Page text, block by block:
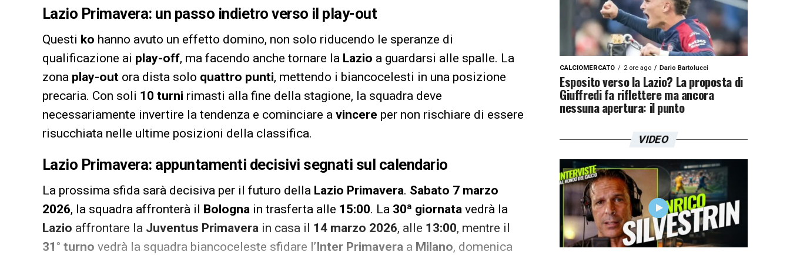
Lazio Primavera: un passo indietro verso il play-out
Questi ko hanno avuto un effetto domino, non solo riducendo le speranze di
qualificazione ai play-off, ma facendo anche tornare la Lazio a guardarsi alle spalle. La
zona play-out ora dista solo quattro punti, mettendo i biancocelesti in una posizione
precaria. Con soli 10 turni rimasti alla fine della stagione, la squadra deve
necessariamente invertire la tendenza e cominciare a vincere per non rischiare di essere
risucchiata nelle ultime posizioni della classifica.
Lazio Primavera: appuntamenti decisivi segnati sul calendario
La prossima sfida sarà decisiva per il futuro della Lazio Primavera. Sabato 7 marzo
2026, la squadra affronterà il Bologna in trasferta alle 15:00. La 30ª giornata vedrà la
Lazio affrontare la Juventus Primavera in casa il 14 marzo 2026, alle 13:00, mentre il
31° turno vedrà la squadra biancoceleste sfidare l’Inter Primavera a Milano, domenica
CALCIOMERCATO 2 ore ago Dario Bartolucci
Esposito verso la Lazio? La proposta di
Giuffredi fa riflettere ma ancora
nessuna apertura: il punto
VIDEO